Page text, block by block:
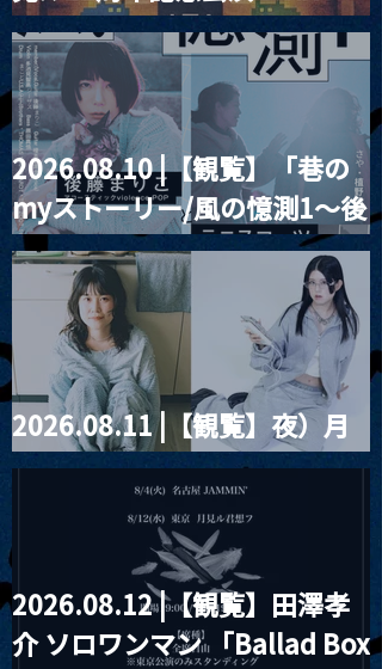
strawberry』
2026.08.10 |【観覧】「巷の
myストーリー/風の憶測1～後
藤まりこアコースティック
violence POPとテニスコー
ツ」
2026.08.11 |【観覧】夜）月
見ル君想フpre. Sugar Shock
2026.08.12 |【観覧】田澤孝
介 ソロワンマン 「Ballad Box